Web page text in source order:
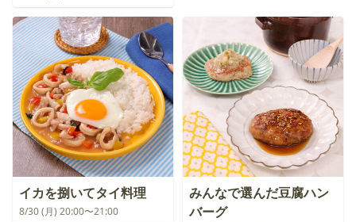
イカを捌いてタイ料理
8/30 (月) 20:00〜21:00
みんなで選んだ豆腐ハン
バーグ